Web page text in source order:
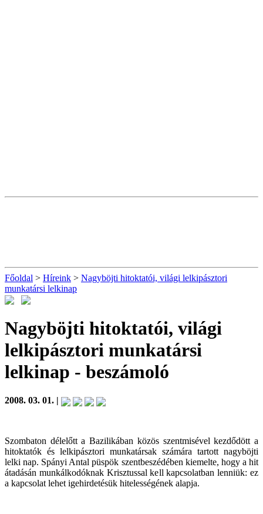
Főoldal > Híreink > Nagyböjti hitoktatói, világi lelkipásztori
munkatársi lelkinap
Nagyböjti hitoktatói, világi
lelkipásztori munkatársi
lelkinap - beszámoló
2008. 03. 01. |
Szombaton délelőtt a Bazilikában közös szentmisével kezdődött a
hitoktatók és lelkipásztori munkatársak számára tartott nagyböjti
lelki nap. Spányi Antal püspök szentbeszédében kiemelte, hogy a hit
átadásán munkálkodóknak Krisztussal kell kapcsolatban lenniük: ez
a kapcsolat lehet igehirdetésük hitelességének alapja.